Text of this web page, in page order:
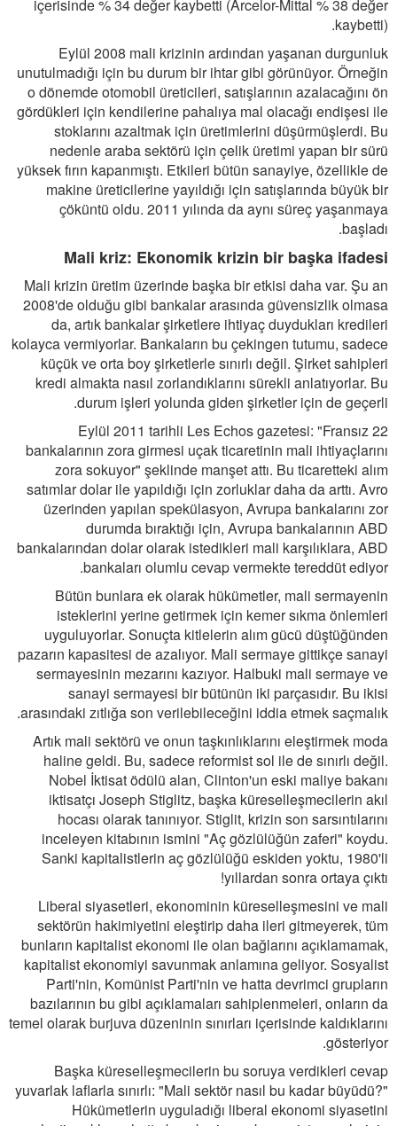
içerisinde % 34 değer kaybetti (Arcelor-Mittal % 38 değer
kaybetti).
Eylül 2008 mali krizinin ardından yaşanan durgunluk
unutulmadığı için bu durum bir ihtar gibi görünüyor. Örneğin
o dönemde otomobil üreticileri, satışlarının azalacağını ön
gördükleri için kendilerine pahalıya mal olacağı endişesi ile
stoklarını azaltmak için üretimlerini düşürmüşlerdi. Bu
nedenle araba sektörü için çelik üretimi yapan bir sürü
yüksek fırın kapanmıştı. Etkileri bütün sanayiye, özellikle de
makine üreticilerine yayıldığı için satışlarında büyük bir
çöküntü oldu. 2011 yılında da aynı süreç yaşanmaya
başladı.
Mali kriz: Ekonomik krizin bir başka ifadesi
Mali krizin üretim üzerinde başka bir etkisi daha var. Şu an
2008'de olduğu gibi bankalar arasında güvensizlik olmasa
da, artık bankalar şirketlere ihtiyaç duydukları kredileri
kolayca vermiyorlar. Bankaların bu çekingen tutumu, sadece
küçük ve orta boy şirketlerle sınırlı değil. Şirket sahipleri
kredi almakta nasıl zorlandıklarını sürekli anlatıyorlar. Bu
durum işleri yolunda giden şirketler için de geçerli.
22 Eylül 2011 tarihli Les Echos gazetesi: "Fransız
bankalarının zora girmesi uçak ticaretinin mali ihtiyaçlarını
zora sokuyor" şeklinde manşet attı. Bu ticaretteki alım
satımlar dolar ile yapıldığı için zorluklar daha da arttı. Avro
üzerinden yapılan spekülasyon, Avrupa bankalarını zor
durumda bıraktığı için, Avrupa bankalarının ABD
bankalarından dolar olarak istedikleri mali karşılıklara, ABD
bankaları olumlu cevap vermekte tereddüt ediyor.
Bütün bunlara ek olarak hükümetler, mali sermayenin
isteklerini yerine getirmek için kemer sıkma önlemleri
uyguluyorlar. Sonuçta kitlelerin alım gücü düştüğünden
pazarın kapasitesi de azalıyor. Mali sermaye gittikçe sanayi
sermayesinin mezarını kazıyor. Halbuki mali sermaye ve
sanayi sermayesi bir bütünün iki parçasıdır. Bu ikisi
arasındaki zıtlığa son verilebileceğini iddia etmek saçmalık.
Artık mali sektörü ve onun taşkınlıklarını eleştirmek moda
haline geldi. Bu, sadece reformist sol ile de sınırlı değil.
Nobel İktisat ödülü alan, Clinton'un eski maliye bakanı
iktisatçı Joseph Stiglitz, başka küreselleşmecilerin akıl
hocası olarak tanınıyor. Stiglit, krizin son sarsıntılarını
inceleyen kitabının ismini "Aç gözlülüğün zaferi" koydu.
Sanki kapitalistlerin aç gözlülüğü eskiden yoktu, 1980'li
yıllardan sonra ortaya çıktı!
Liberal siyasetleri, ekonominin küreselleşmesini ve mali
sektörün hakimiyetini eleştirip daha ileri gitmeyerek, tüm
bunların kapitalist ekonomi ile olan bağlarını açıklamamak,
kapitalist ekonomiyi savunmak anlamına geliyor. Sosyalist
Parti'nin, Komünist Parti'nin ve hatta devrimci grupların
bazılarının bu gibi açıklamaları sahiplenmeleri, onların da
temel olarak burjuva düzeninin sınırları içerisinde kaldıklarını
gösteriyor.
Başka küreselleşmecilerin bu soruya verdikleri cevap
yuvarlak laflarla sınırlı: "Mali sektör nasıl bu kadar büyüdü?"
Hükümetlerin uyguladığı liberal ekonomi siyasetini